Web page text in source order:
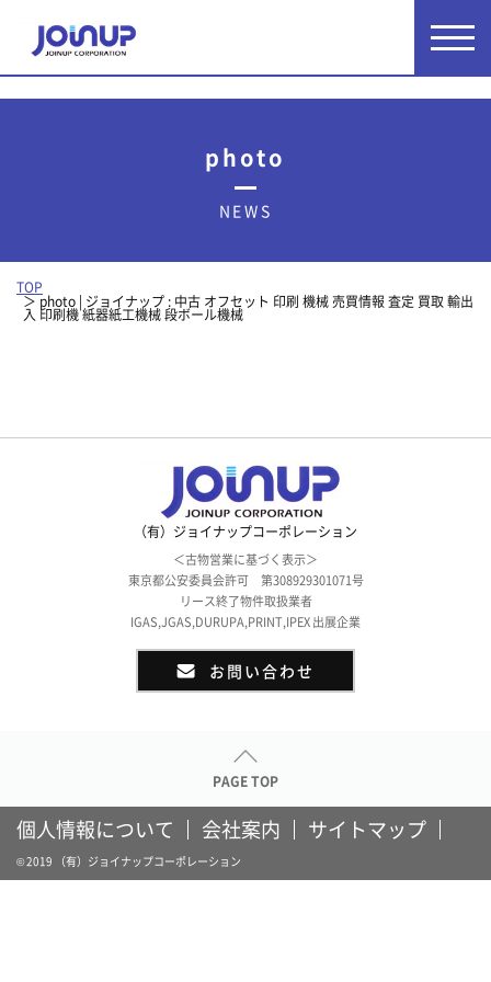
photo
NEWS
TOP
photo | ジョイナップ : 中古 オフセット 印刷 機械 売買情報 査定 買取 輸出
入 印刷機 紙器紙工機械 段ボール機械
（有）ジョイナップコーポレーション
＜古物営業に基づく表示＞
東京都公安委員会許可 第308929301071号
リース終了物件取扱業者
IGAS,JGAS,DURUPA,PRINT,IPEX 出展企業
お問い合わせ
PAGE TOP
個人情報について 会社案内 サイトマップ
© 2019 （有）ジョイナップコーポレーション